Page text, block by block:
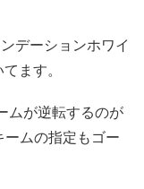
デーションホワイ
ます。
ムが逆転するのが
ムの指定もゴー